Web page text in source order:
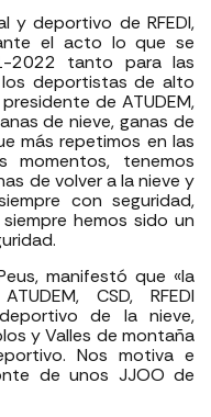
y deportivo de RFEDI,
el acto lo que se
2022 tanto para las
deportistas de alto
de ATUDEM,
de nieve, ganas de
más repetimos en las
tenemos
de volver a la nieve y
con seguridad,
hemos sido un
manifestó que «la
CSD, RFEDI
de la nieve,
y Valles de montaña
Nos motiva e
de unos JJOO de